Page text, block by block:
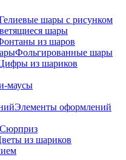
шары с рисунком
шары
из шаров
Фольгированные шары
из шариков
маусы
Элементы оформлений
из шариков